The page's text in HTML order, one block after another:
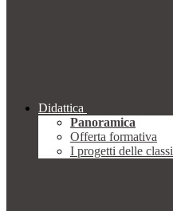
Didattica
Panoramica
Offerta formativa
I progetti delle classi